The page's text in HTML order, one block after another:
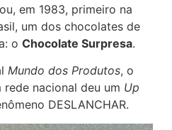
em 1983, primeiro na
um dos chocolates de
oChocolate Surpresa.
Mundo dos Produtos, o
nacional deu um Up
DESLANCHAR.